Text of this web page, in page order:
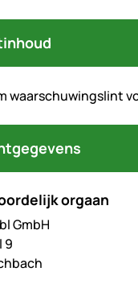
waarschuwingslint
orgaan
GmbH
9